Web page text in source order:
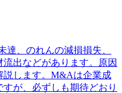
、のれんの減損損失、
出などがあります。原因
説します。M&Aは企業成
が、必ずしも期待どおり